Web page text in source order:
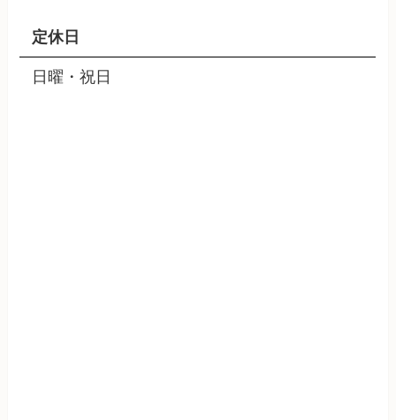
定休日
日曜・祝日